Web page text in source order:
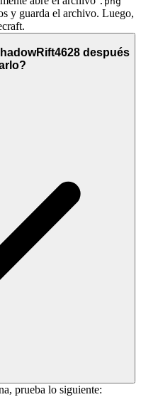
y guarda el archivo. Luego,
después
prueba lo siguiente: